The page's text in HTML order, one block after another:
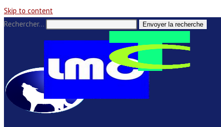
Skip to content
Rechercher…
Envoyer la recherche